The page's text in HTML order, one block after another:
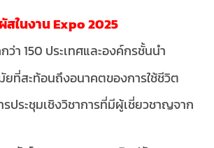
ในงาน Expo 2025
ว่า 150 ประเทศและองค์กรชั้นนำ
ยที่สะท้อนถึงอนาคตของการใช้ชีวิต
รประชุมเชิงวิชาการที่มีผู้เชี่ยวชาญจาก